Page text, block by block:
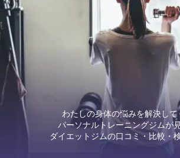
わたしの身体の悩みを解決して
パーソナルトレーニングジムが
ダイエットジムの口コミ・比較・